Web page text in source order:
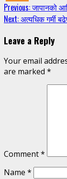
Continue
Reading
Previous:जापानको
Next:अत्यधिक गर्मी
Leave a Reply
Your email
are marked *
Comment*
Name *